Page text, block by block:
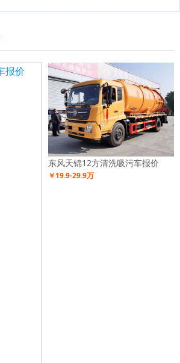
东风天锦12方清洗吸污车报价
￥19.9-29.9万